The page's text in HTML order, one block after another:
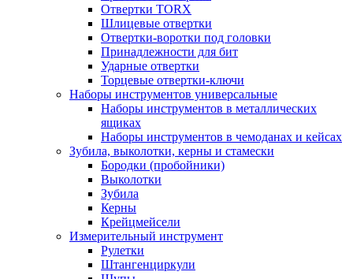
Отвертки TORX
Шлицевые отвертки
Отвертки-воротки под головки
Принадлежности для бит
Ударные отвертки
Торцевые отвертки-ключи
Наборы инструментов универсальные
Наборы инструментов в металлических
ящиках
Наборы инструментов в чемоданах и кейсах
Зубила, выколотки, керны и стамески
Бородки (пробойники)
Выколотки
Зубила
Керны
Крейцмейсели
Измерительный инструмент
Рулетки
Штангенциркули